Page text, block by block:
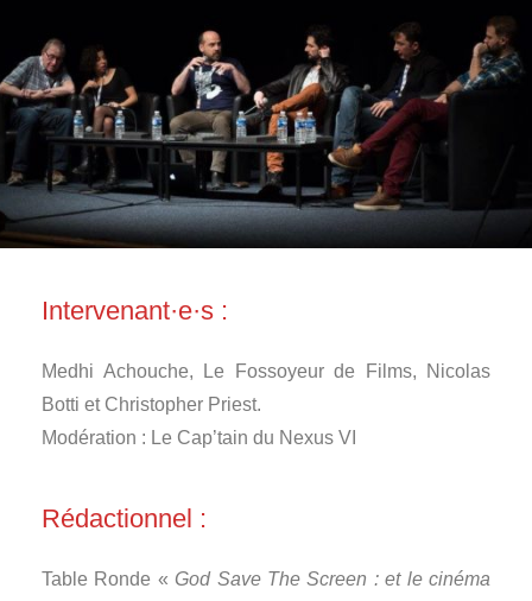
Intervenant·e·s :
Medhi Achouche, Le Fossoyeur de Films, Nicolas
Botti et Christopher Priest.
Modération : Le Cap’tain du Nexus VI
Rédactionnel :
Table Ronde « God Save The Screen : et le cinéma